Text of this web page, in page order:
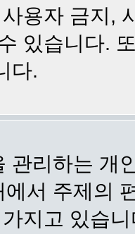
용자 금지,
있습니다.
다.
관리하는 개
서 주제의
지고 있습